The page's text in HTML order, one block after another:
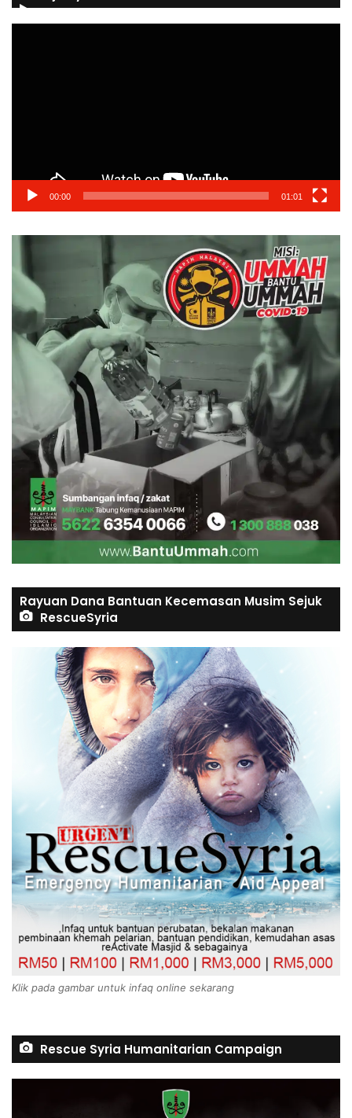
00:00 01:01
Rayuan Dana Bantuan Kecemasan Musim Sejuk
RescueSyria
Klik pada gambar untuk infaq online sekarang
Rescue Syria Humanitarian Campaign